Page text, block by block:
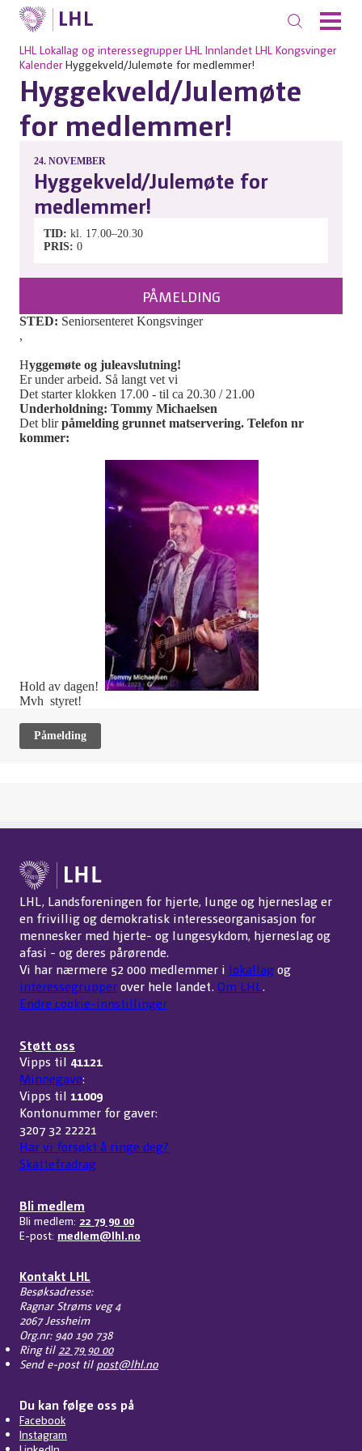
LHL Lokallag og interessegrupper LHL Innlandet LHL Kongsvinger
Kalender Hyggekveld/Julemøte for medlemmer!
Hyggekveld/Julemøte
for medlemmer!
24. NOVEMBER
Hyggekveld/Julemøte for
medlemmer!
TID kl. 17.00–20.30
PRIS 0
PÅMELDING
STED: Seniorsenteret Kongsvinger
,
Hyggemøte og juleavslutning!
Er under arbeid. Så langt vet vi
Det starter klokken 17.00 - til ca 20.30 / 21.00
Underholdning: Tommy Michaelsen
Det blirpåmelding grunnet matservering. Telefon nr
kommer:
Hold av dagen!
Mvh styret!
Påmelding
LHL, Landsforeningen for hjerte, lunge og hjerneslag er
en frivillig og demokratisk interesseorganisasjon for
mennesker med hjerte- og lungesykdom, hjerneslag og
afasi - og deres pårørende.
Vi har nærmere 52 000 medlemmer i lokallagog
interessegrupperover hele landet. Om LHL.
Endre cookie-innstillinger
Støtt oss
Vipps til 41121
Minnegave:
Vipps til 11009
Kontonummer for gaver:
3207 32 22221
Har vi forsøkt å ringe deg?
Skattefradrag
Bli medlem
Bli medlem: 22 79 90 00
E-post: medlem@lhl.no
Kontakt LHL
Besøksadresse:
Ragnar Strøms veg 4
2067 Jessheim
Org.nr: 940 190 738
Ring til 22 79 90 00
Send e-post til post@lhl.no
Du kan følge oss på
Facebook
Instagram